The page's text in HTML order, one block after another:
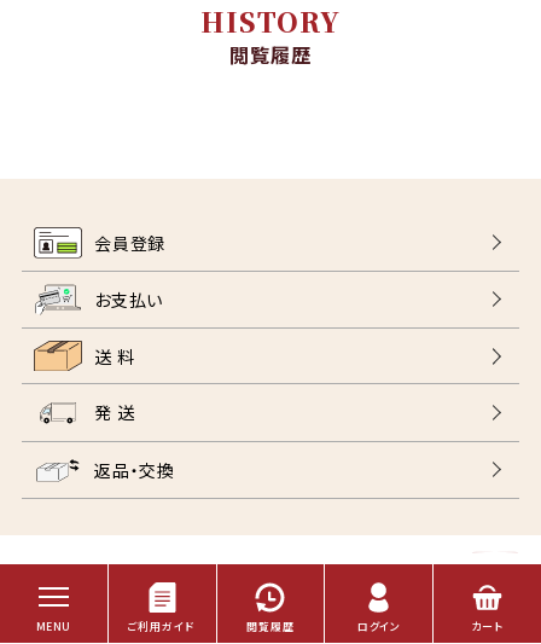
HISTORY
閲覧履歴
会員登録
お支払い
送 料
発 送
返品・交換